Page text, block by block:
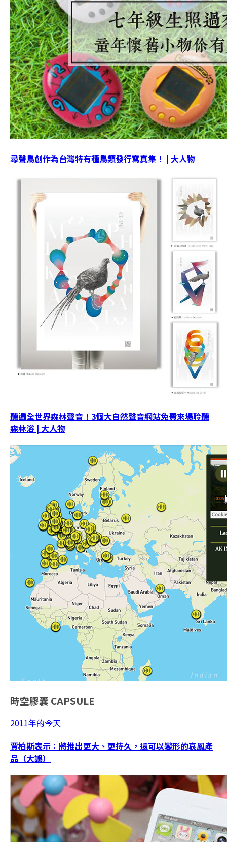
尋聲鳥創作為台灣特有種鳥類發行寫真集！ | 大人物
聽遍全世界森林聲音！3個大自然聲音網站免費來場聆聽
森林浴 | 大人物
時空膠囊 CAPSULE
2011年的今天
賈柏斯表示：將推出更大、更持久，還可以變形的哀鳳產
品（大誤）